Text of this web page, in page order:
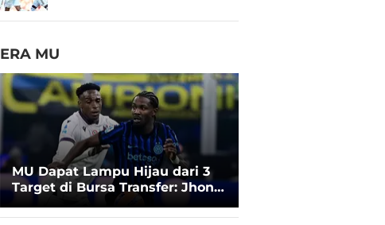
ERA MU
MU Dapat Lampu Hijau dari 3
Target di Bursa Transfer: Jhon